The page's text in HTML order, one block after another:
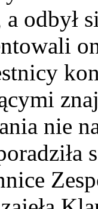
odbył
nie